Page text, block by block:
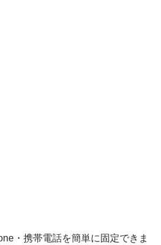
・携帯電話を簡単に固定できま